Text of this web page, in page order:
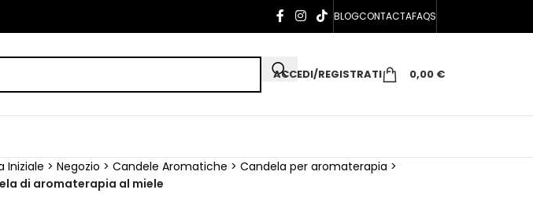
BLOGCONTACTAFAQS
ACCEDI/REGISTRATI 0,00 €
Iniziale > Negozio > Candele Aromatiche > Candela per aromaterapia >
di aromaterapia al miele